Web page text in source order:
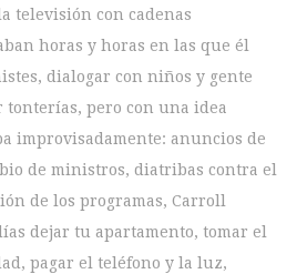
televisión con cadenas
horas y horas en las que él
dialogar con niños y gente
pero con una idea
improvisadamente: anuncios de
de ministros, diatribas contra el
de los programas, Carroll
dejar tu apartamento, tomar el
pagar el teléfono y la luz,